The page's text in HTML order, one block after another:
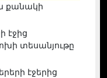
քանակի
էջից
տեսանյութը
էջերից